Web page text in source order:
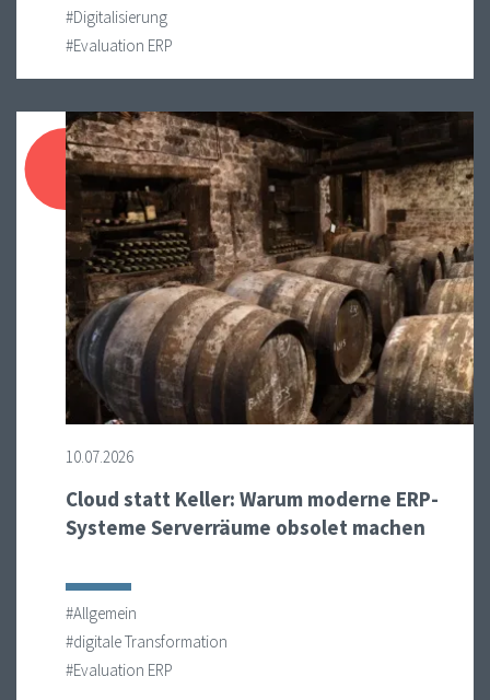
#Digitalisierung
#Evaluation ERP
10.07.2026
Cloud statt Keller: Warum moderne ERP-
Systeme Serverräume obsolet machen
#Allgemein
#digitale Transformation
#Evaluation ERP